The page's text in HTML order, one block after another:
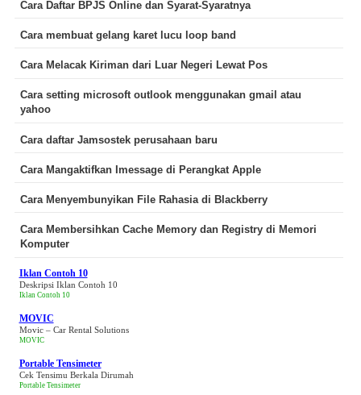
Cara Daftar BPJS Online dan Syarat-Syaratnya
Cara membuat gelang karet lucu loop band
Cara Melacak Kiriman dari Luar Negeri Lewat Pos
Cara setting microsoft outlook menggunakan gmail atau
yahoo
Cara daftar Jamsostek perusahaan baru
Cara Mangaktifkan Imessage di Perangkat Apple
Cara Menyembunyikan File Rahasia di Blackberry
Cara Membersihkan Cache Memory dan Registry di Memori
Komputer
Iklan Contoh 10
Deskripsi Iklan Contoh 10
Iklan Contoh 10
MOVIC
Movic – Car Rental Solutions
MOVIC
Portable Tensimeter
Cek Tensimu Berkala Dirumah
Portable Tensimeter